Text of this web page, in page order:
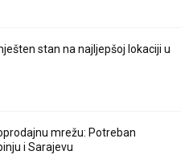
stan na najljepšoj lokaciji u
mrežu: Potreban
i Sarajevu